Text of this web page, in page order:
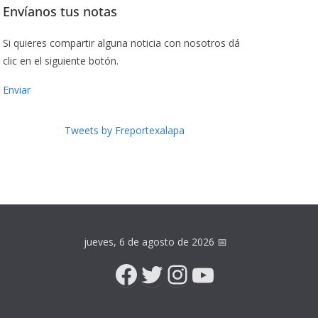
Envíanos tus notas
Si quieres compartir alguna noticia con nosotros dá
clic en el siguiente botón.
Enviar
Tweets by Freportexalapa
jueves, 6 de agosto de 2026 📅
Facebook
Twitter
Instagram
YouTube